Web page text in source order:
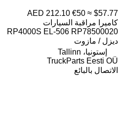
AED 212.10 €50 ≈ $57.77
كاميرا مراقبة السيارات
RP4000S EL-506 RP78500020
ديزل / مازوت
إستونيا، Tallinn
TruckParts Eesti OÜ
الاتصال بالبائع